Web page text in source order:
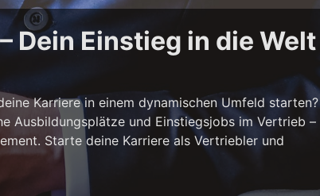
Dein Einstieg in die Welt
Karriere in einem dynamischen Umfeld starten?
Ausbildungsplätze und Einstiegsjobs im Vertrieb –
Starte deine Karriere als Vertriebler und